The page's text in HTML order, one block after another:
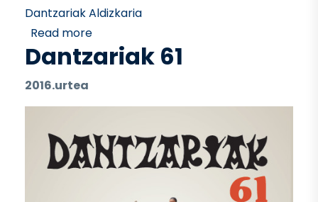
Dantzariak Aldizkaria
Read moreabout Dantzariak 62
Dantzariak 61
2016.urtea